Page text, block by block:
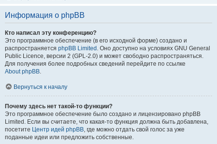
Информация о phpBB
Кто написал эту конференцию?
Это программное обеспечение (в его исходной форме) создано и
распространяется phpBB Limited . Оно доступно на условиях GNU General
Public Licence, версии 2 (GPL-2.0) и может свободно распространяться.
Для получения более подробных сведений перейдите по ссылке
About phpBB.
Вернуться к началу
Почему здесь нет такой-то функции?
Это программное обеспечение было создано и лицензировано phpBB
Limited. Если вы считаете, что какая-то функция должна быть добавлена,
посетите Центр идей phpBB, где можно отдать свой голос за уже
поданные идеи или предложить собственные.